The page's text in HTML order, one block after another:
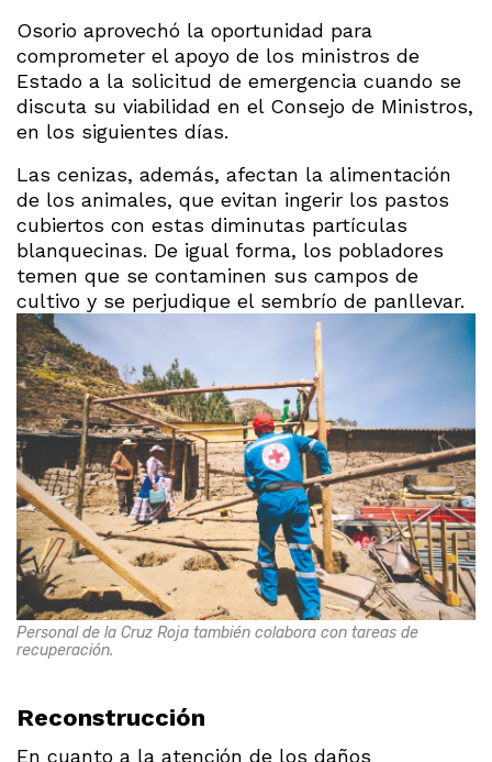
Osorio aprovechó la oportunidad para
comprometer el apoyo de los ministros de
Estado a la solicitud de emergencia cuando se
discuta su viabilidad en el Consejo de Ministros,
en los siguientes días.
Las cenizas, además, afectan la alimentación
de los animales, que evitan ingerir los pastos
cubiertos con estas diminutas partículas
blanquecinas. De igual forma, los pobladores
temen que se contaminen sus campos de
cultivo y se perjudique el sembrío de panllevar.
Personal de la Cruz Roja también colabora con tareas de
recuperación.
Reconstrucción
En cuanto a la atención de los daños